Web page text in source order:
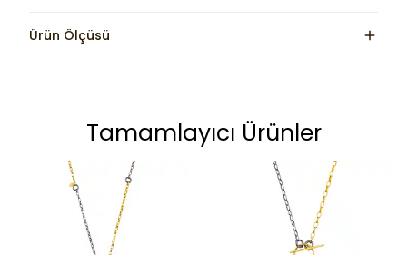
Ürün Ölçüsü
Tamamlayıcı Ürünler